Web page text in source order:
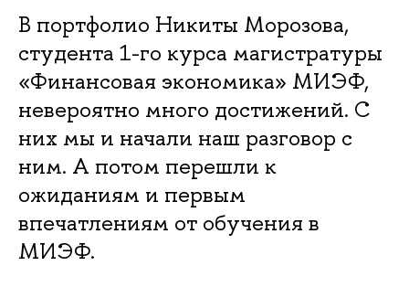
В портфолио Никиты Морозова,
студента 1-го курса магистратуры
«Финансовая экономика» МИЭФ,
невероятно много достижений. С
них мы и начали наш разговор с
ним. А потом перешли к
ожиданиям и первым
впечатлениям от обучения в
МИЭФ.